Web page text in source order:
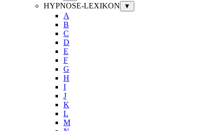
HYPNOSE-LEXIKON ▼
A
B
C
D
E
F
G
H
I
J
K
L
M